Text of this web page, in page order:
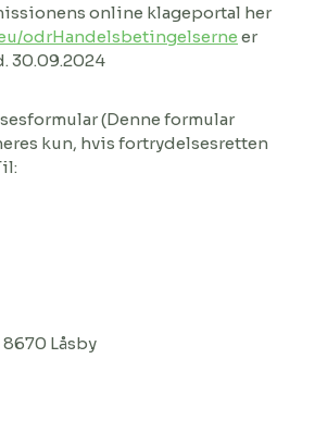
online klageportal her
odrHandelsbetingelserne er
30.09.2024
(Denne formular
kun, hvis fortrydelsesretten
8670 Låsby